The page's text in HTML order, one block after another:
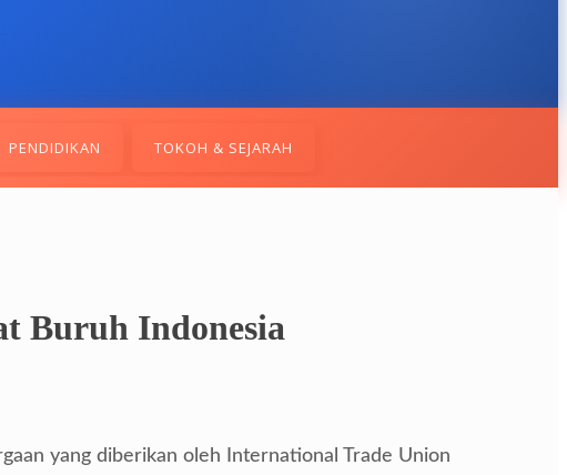
PENDIDIKAN TOKOH & SEJARAH
Buruh Indonesia
yang diberikan oleh International Trade Union